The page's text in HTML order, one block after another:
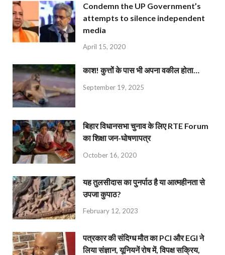
Condemn the UP Government’s
attempts to silence independent
media
April 15, 2020
काश! कुत्तों के पास भी अपना वकील होता…
September 19, 2025
बिहार विधानसभा चुनाव के लिए RTE Forum
का शिक्षा जन-घोषणापत्र
October 16, 2020
यह तुलसीदास का पुनर्पाठ है या आत्महीनता से
उपजा कुपाठ?
February 12, 2023
पत्रकार की संदिग्ध मौत का PCI और EGI ने
लिया संज्ञान, यूनियनें रोष में, विपक्ष सक्रिय,